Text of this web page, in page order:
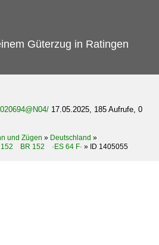
Güterzug in Ratingen
17.05.2025, 185 Aufrufe, 0
und Zügen » Deutschland »
152 BR 152 ·ES 64 F· » ID 1405055